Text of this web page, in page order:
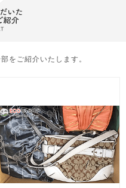
をご紹介いたします。